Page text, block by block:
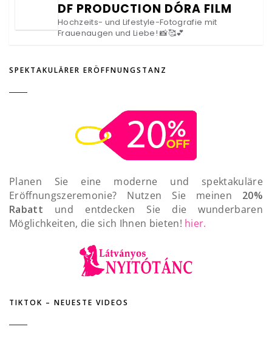
DF PRODUCTION DÓRA FILM
Hochzeits- und Lifestyle-Fotografie mit
Frauenaugen und Liebe! 📸🥰💕
SPEKTAKULÄRER ERÖFFNUNGSTANZ
Planen Sie eine moderne und spektakuläre
Eröffnungszeremonie? Nutzen Sie meinen 20%
Rabatt und entdecken Sie die wunderbaren
Möglichkeiten, die sich Ihnen bieten! hier.
TIKTOK – NEUESTE VIDEOS